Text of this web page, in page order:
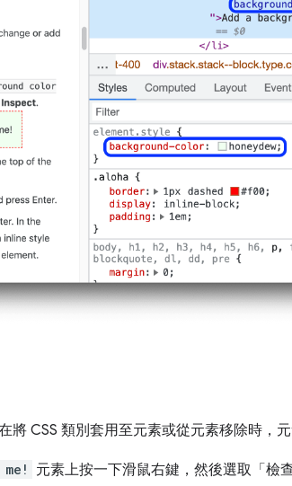
將 CSS 類別套用至元素或從元素移除時，
元素上按一下滑鼠右鍵，然後選取「檢